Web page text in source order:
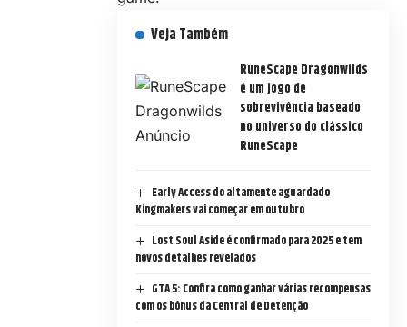
Veja Também
RuneScape Dragonwilds
é um jogo de
sobrevivência baseado
no universo do clássico
RuneScape
Early Access do altamente aguardado
Kingmakers vai começar em outubro
Lost Soul Aside é confirmado para 2025 e tem
novos detalhes revelados
GTA 5: Confira como ganhar várias recompensas
com os bônus da Central de Detenção